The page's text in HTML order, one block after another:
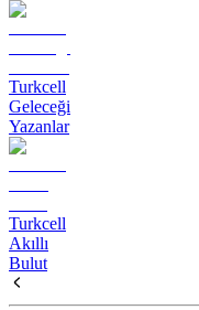
Turkcell
Geleceği
Yazanlar
Turkcell
Akıllı
Bulut